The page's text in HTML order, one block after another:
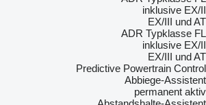
inklusive EX/II
EX/III und AT
ADR Typklasse FL
inklusive EX/II
EX/III und AT
Predictive Powertrain Control
Abbiege-Assistent
permanent aktiv